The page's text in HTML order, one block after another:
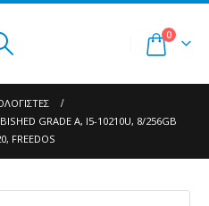
0
GRADE A, I5-10210U, 8/256GB
FREEDOS